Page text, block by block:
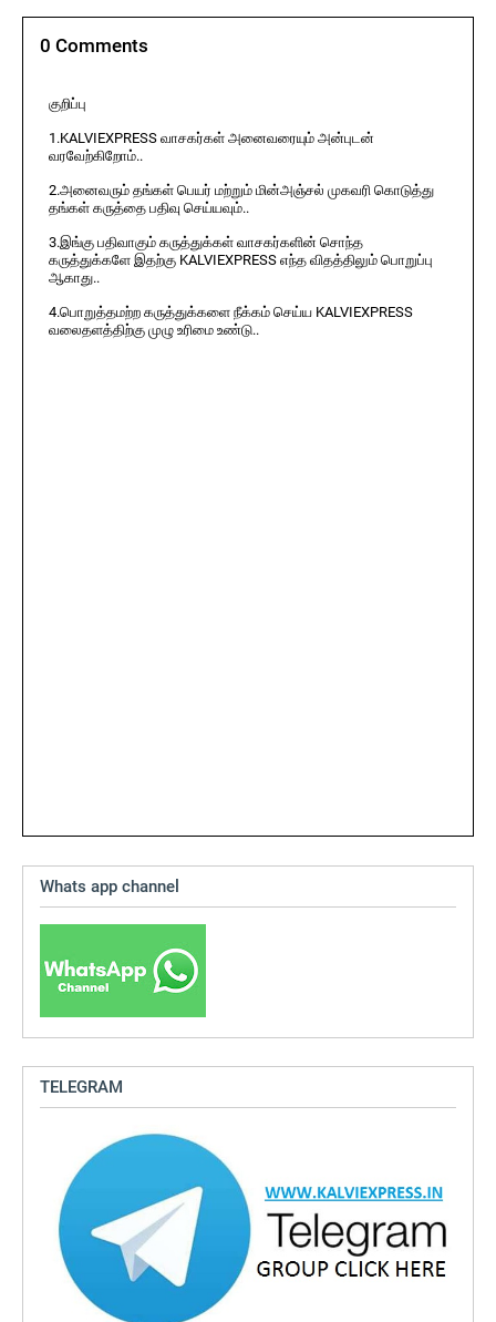
0 Comments
குறிப்பு
1.KALVIEXPRESS வாசகர்கள் அனைவரையும் அன்புடன்
வரவேற்கிறோம்..
2.அனைவரும் தங்கள் பெயர் மற்றும் மின்அஞ்சல் முகவரி கொடுத்து
தங்கள் கருத்தை பதிவு செய்யவும்..
3.இங்கு பதிவாகும் கருத்துக்கள் வாசகர்களின் சொந்த
கருத்துக்களே இதற்கு KALVIEXPRESS எந்த விதத்திலும் பொறுப்பு
ஆகாது..
4.பொறுத்தமற்ற கருத்துக்களை நீக்கம் செய்ய KALVIEXPRESS
வலைதளத்திற்கு முழு உரிமை உண்டு..
Whats app channel
TELEGRAM